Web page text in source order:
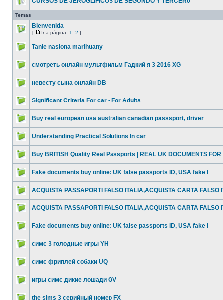
Temas
Bienvenida
[ Ir a página: 1 2 ]
Tanie nasiona marihuany
смотреть онлайн мультфильм Гадкий я 3 2016 XG
невесту сына онлайн DB
Significant Criteria For car - For Adults
Buy real european usa australian canadian passsport, driver
Understanding Practical Solutions In car
Buy BRITISH Quality Real Passports | REAL UK DOCUMENTS FOR
Fake documents buy online: UK false passports ID, USA fake I
ACQUISTA PASSAPORTI FALSO ITALIA,ACQUISTA CARTA FALSO
ACQUISTA PASSAPORTI FALSO ITALIA,ACQUISTA CARTA FALSO
Fake documents buy online: UK false passports ID, USA fake I
симс 3 голодные игры YH
симс фриплей собаки UQ
игры симс дикие лошади GV
the sims 3 серийный номер FX